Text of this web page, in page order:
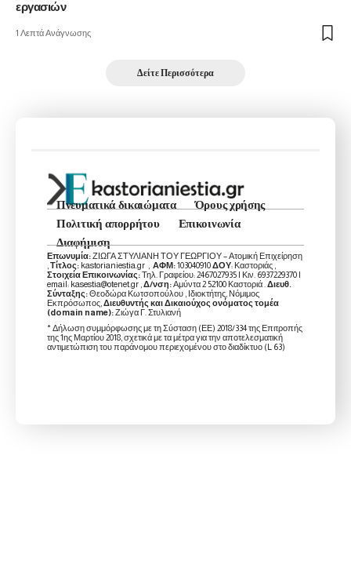
εργασιών
1 Λεπτά Ανάγνωσης
Δείτε Περισσότερα
Πνευματικά δικαιώματα
Όρους χρήσης
Πολιτική απορρήτου
Επικοινωνία
Διαφήμιση
Επωνυμία:ΖΙΩΓΑ ΣΤΥΛΙΑΝΗ ΤΟΥ ΓΕΩΡΓΙΟΥ – Ατομική Επιχείρηση
Τίτλος: kastorianiestia.gr , ΑΦΜ:103040910ΔΟΥ: Καστοριάς ,
Στοιχεία Επικοινωνίας:Τηλ. Γραφείου: 2467027935 | Κιν. 6937229370 |
email: kasestia@otenet.gr , Δ/νση:Αμύντα 2 52100 Καστοριά . Διευθ.
Σύνταξης:Θεοδώρα Κωτσοπούλου , Ιδιοκτήτης, Νόμιμος
Εκπρόσωπος, Διευθυντής και Δικαιούχος ονόματος τομέα
(domain name):Ζιώγα Γ. Στυλιανή
* Δήλωση συμμόρφωσης με τη Σύσταση (ΕΕ) 2018/334 της Επιτροπής
της 1ης Μαρτίου 2018, σχετικά με τα μέτρα για την αποτελεσματική
αντιμετώπιση του παράνομου περιεχομένου στο διαδίκτυο (L 63)